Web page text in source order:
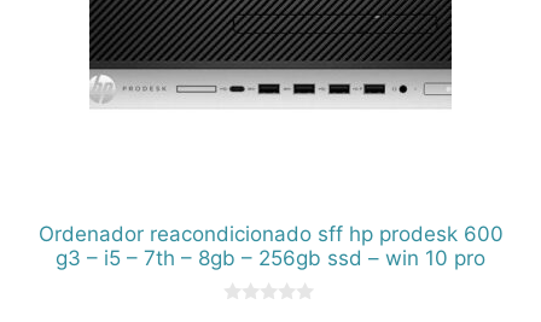
Ordenador reacondicionado sff hp prodesk 600
g3 – i5 – 7th – 8gb – 256gb ssd – win 10 pro